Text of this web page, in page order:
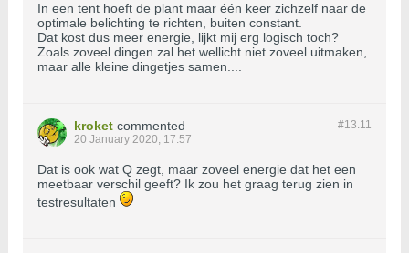
In een tent hoeft de plant maar één keer zichzelf naar de
optimale belichting te richten, buiten constant.
Dat kost dus meer energie, lijkt mij erg logisch toch?
Zoals zoveel dingen zal het wellicht niet zoveel uitmaken,
maar alle kleine dingetjes samen....
#13.11
kroket commented
20 January 2020, 17:57
Dat is ook wat Q zegt, maar zoveel energie dat het een
meetbaar verschil geeft? Ik zou het graag terug zien in
testresultaten